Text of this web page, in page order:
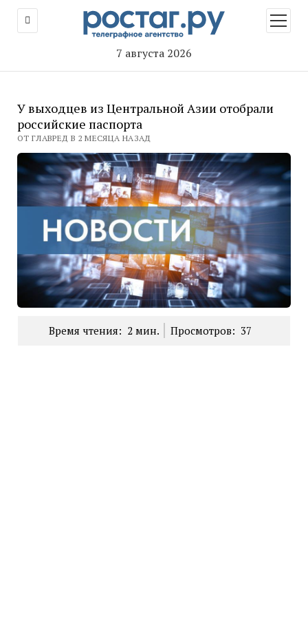
7 августа 2026
меню
У выходцев из Центральной Азии отобрали
российские паспорта
ОТ ГЛАВРЕД В 2 МЕСЯЦА НАЗАД
Время чтения: 2 мин. Просмотров: 37